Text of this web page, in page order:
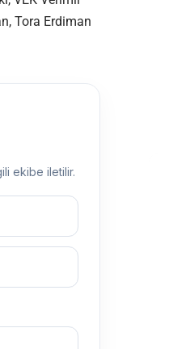
Tora Erdiman
ekibe iletilir.